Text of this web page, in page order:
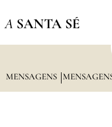
A SANTA SÉ
MENSAGENS